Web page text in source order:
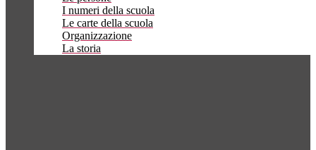
I numeri della scuola
Le carte della scuola
Organizzazione
La storia